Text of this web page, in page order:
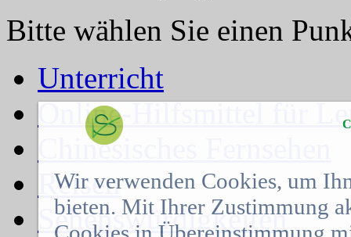
Wir verwenden Cookies, um
bieten. Mit Ihrer Zustimmung
Cookies in Übereinstimmung
Bitte wählen Sie einen
Unterricht
Online-Hilfsmittel für
Chinesisches Fernsehen
Reisen
Sehenswürdigkeiten